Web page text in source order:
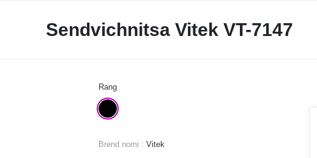
Sendvichnitsa Vitek VT-7147
Rang
Brend nomi :Vitek